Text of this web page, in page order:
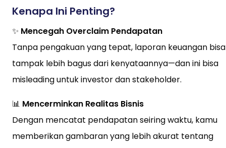
Kenapa Ini Penting?
✨ Mencegah Overclaim Pendapatan
Tanpa pengakuan yang tepat, laporan keuangan bisa
tampak lebih bagus dari kenyataannya—dan ini bisa
misleading untuk investor dan stakeholder.
📊 Mencerminkan Realitas Bisnis
Dengan mencatat pendapatan seiring waktu, kamu
memberikan gambaran yang lebih akurat tentang